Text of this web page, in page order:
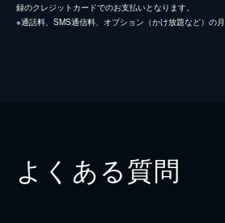
録のクレジットカードでのお支払いとなります。
※通話料、SMS通信料、オプション（かけ放題など）の
よくある質問